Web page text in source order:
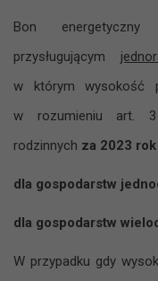
Bon energetyczny
przysługującym
w którym wysokość
w rozumieniu art.
rodzinnych za 2023 rok
dla gospodarstw
dla gospodarstw
W przypadku gdy